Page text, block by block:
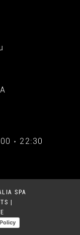
› 22:30
SPA